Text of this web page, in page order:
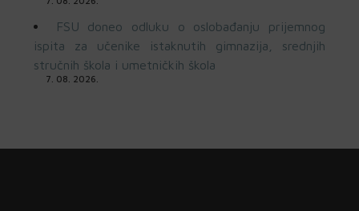
FSU doneo odluku o oslobađanju prijemnog
ispita za učenike istaknutih gimnazija, srednjih
stručnih škola i umetničkih škola
7. 08. 2026.